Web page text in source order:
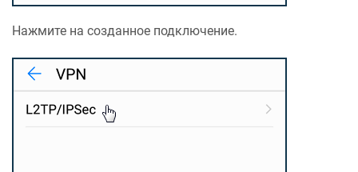
Нажмите на созданное подключение.